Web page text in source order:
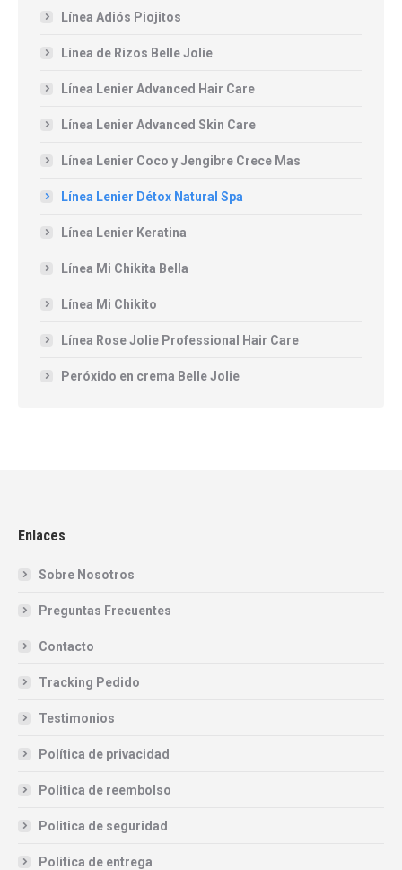
Línea Adiós Piojitos
Línea de Rizos Belle Jolie
Línea Lenier Advanced Hair Care
Línea Lenier Advanced Skin Care
Línea Lenier Coco y Jengibre Crece Mas
Línea Lenier Détox Natural Spa
Línea Lenier Keratina
Línea Mi Chikita Bella
Línea Mi Chikito
Línea Rose Jolie Professional Hair Care
Peróxido en crema Belle Jolie
Enlaces
Sobre Nosotros
Preguntas Frecuentes
Contacto
Tracking Pedido
Testimonios
Política de privacidad
Politica de reembolso
Politica de seguridad
Politica de entrega